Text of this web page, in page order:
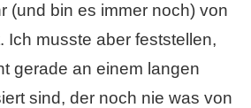
(und bin es immer noch) von
Ich musste aber feststellen,
gerade an einem langen
sind, der noch nie was von